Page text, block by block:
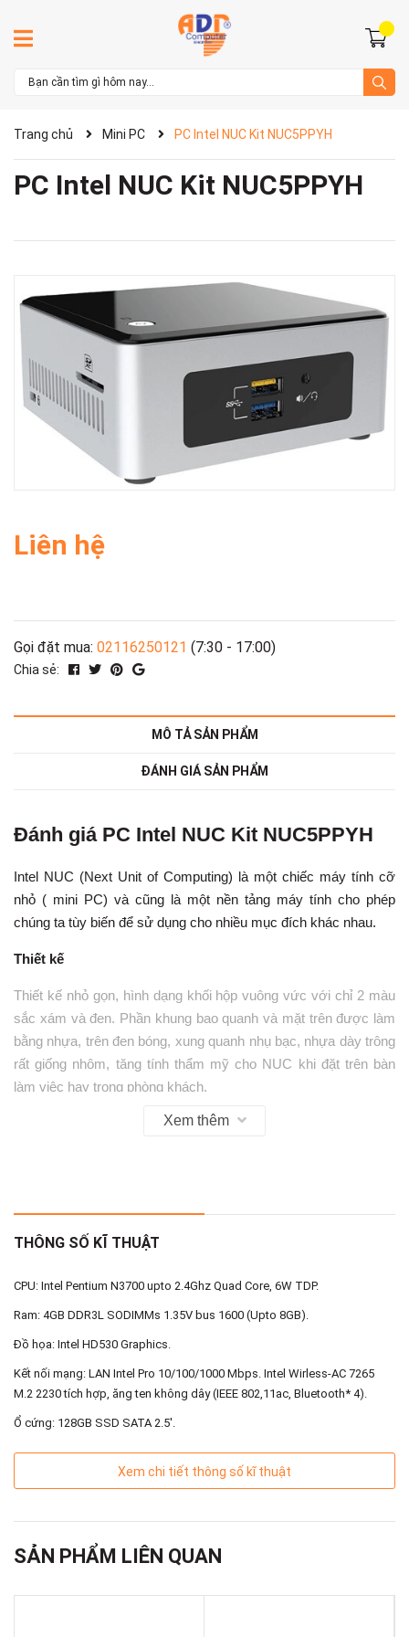
Trang chủ Mini PC PC Intel NUC Kit NUC5PPYH
PC Intel NUC Kit NUC5PPYH
Liên hệ
Gọi đặt mua: 02116250121 (7:30 - 17:00)
Chia sẻ:
MÔ TẢ SẢN PHẨM
ĐÁNH GIÁ SẢN PHẨM
Đánh giá PC Intel NUC Kit NUC5PPYH
Intel NUC (Next Unit of Computing) là một chiếc máy tính cỡ
nhỏ ( mini PC) và cũng là một nền tảng máy tính cho phép
chúng ta tùy biến để sử dụng cho nhiều mục đích khác nhau.
Thiết kế
Thiết kế nhỏ gọn, hình dạng khối hộp vuông vức với chỉ 2 màu
sắc xám và đen. Phần khung bao quanh và mặt trên được làm
bằng nhựa, trên đen bóng, xung quanh nhụ bạc, nhựa dày trông
rất giống nhôm, tăng tính thẩm mỹ cho NUC khi đặt trên bàn
làm việc hay trong phòng khách.
Xem thêm
THÔNG SỐ KĨ THUẬT
CPU: Intel Pentium N3700 upto 2.4Ghz Quad Core, 6W TDP.
Ram: 4GB DDR3L SODIMMs 1.35V bus 1600 (Upto 8GB).
Đồ họa: Intel HD530 Graphics.
Kết nối mạng: LAN Intel Pro 10/100/1000 Mbps. Intel Wirless-AC 7265
M.2 2230 tích hợp, ăng ten không dây (IEEE 802,11ac, Bluetooth* 4).
Ổ cứng: 128GB SSD SATA 2.5'.
Xem chi tiết thông số kĩ thuật
SẢN PHẨM LIÊN QUAN